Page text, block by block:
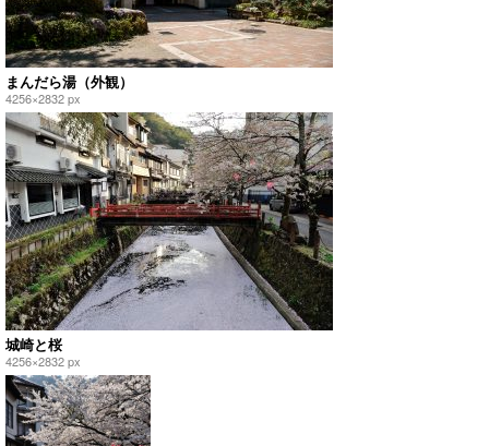
まんだら湯（外観）
4256×2832 px
城崎と桜
4256×2832 px